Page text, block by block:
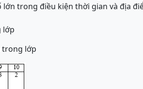
trong điều kiện thời gian và địa
lớp
trong lớp